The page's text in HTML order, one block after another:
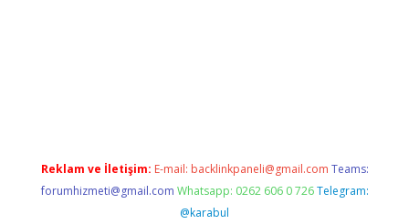
Reklam ve İletişim: E-mail: backlinkpaneli@gmail.com Teams:
forumhizmeti@gmail.com Whatsapp: 0262 606 0 726 Telegram:
@karabul